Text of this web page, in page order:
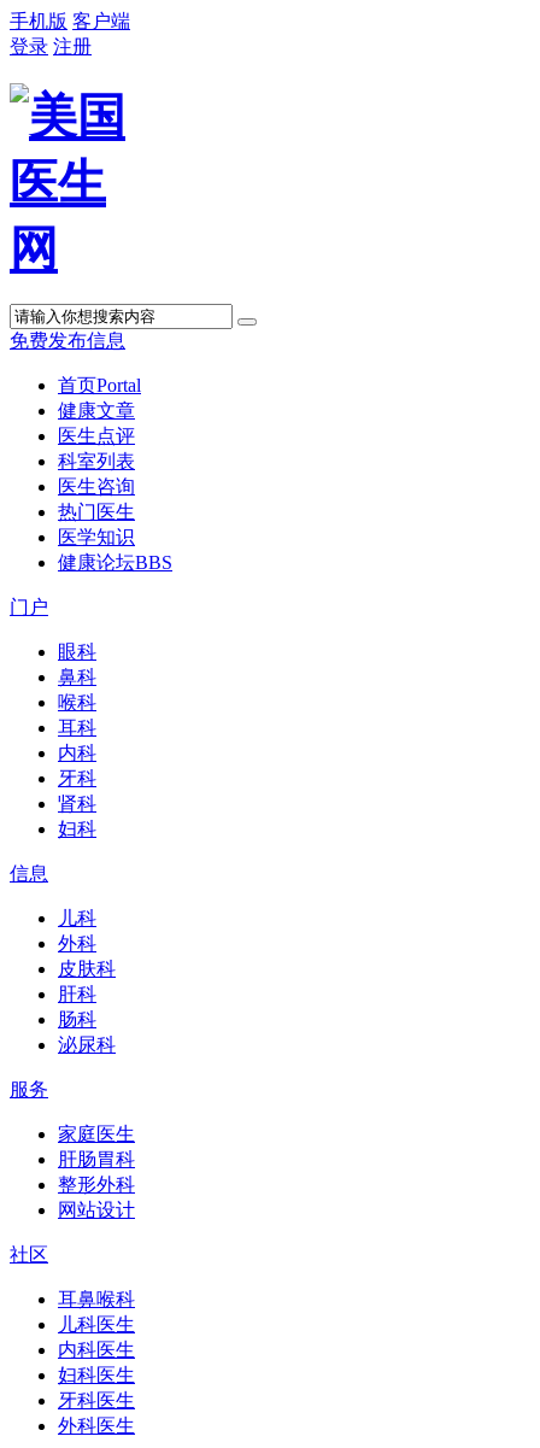
手机版 客户端
登录 注册
免费发布信息
首页Portal
健康文章
医生点评
科室列表
医生咨询
热门医生
医学知识
健康论坛BBS
门户
眼科
鼻科
喉科
耳科
内科
牙科
肾科
妇科
信息
儿科
外科
皮肤科
肝科
肠科
泌尿科
服务
家庭医生
肝肠胃科
整形外科
网站设计
社区
耳鼻喉科
儿科医生
内科医生
妇科医生
牙科医生
外科医生